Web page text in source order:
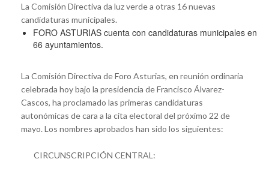
La Comisión Directiva da luz verde a otras 16 nuevas
candidaturas municipales.
FORO ASTURIAS cuenta con candidaturas municipales en
66 ayuntamientos.
La Comisión Directiva de Foro Asturias, en reunión ordinaria
celebrada hoy bajo la presidencia de Francisco Álvarez-
Cascos, ha proclamado las primeras candidaturas
autonómicas de cara a la cita electoral del próximo 22 de
mayo. Los nombres aprobados han sido los siguientes:
CIRCUNSCRIPCIÓN CENTRAL: